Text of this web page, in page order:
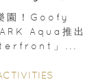
園！Goofy
Aqua推出
」...